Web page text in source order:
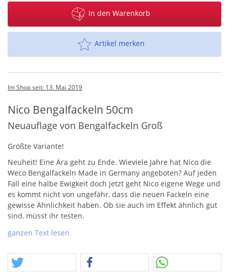
In den Warenkorb
Artikel merken
Im Shop seit: 13. Mai 2019
Nico Bengalfackeln 50cm
Neuauflage von Bengalfackeln Groß
Größte Variante!
Neuheit! Eine Ära geht zu Ende. Wieviele Jahre hat Nico die
Weco Bengalfackeln Made in Germany angeboten? Auf jeden
Fall eine halbe Ewigkeit doch jetzt geht Nico eigene Wege und
es kommt nicht von ungefähr, dass die neuen Fackeln eine
gewisse Ähnlichkeit haben. Ob sie auch im Effekt ähnlich gut
sind, müsst ihr testen.
ACHTUNG:
Auslieferungsversion um die 50cm-Variante!
ganzen Text lesen